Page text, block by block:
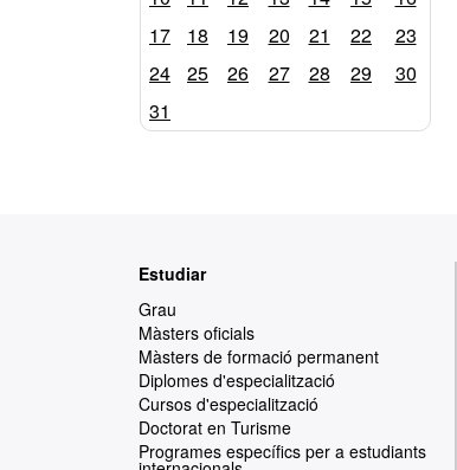
17
18 19 20 21 22
23
24
25 26 27 28 29
30
31
Estudiar
Grau
Màsters oficials
Màsters de formació permanent
Diplomes d'especialització
Cursos d'especialització
Doctorat en Turisme
Programes específics per a estudiants